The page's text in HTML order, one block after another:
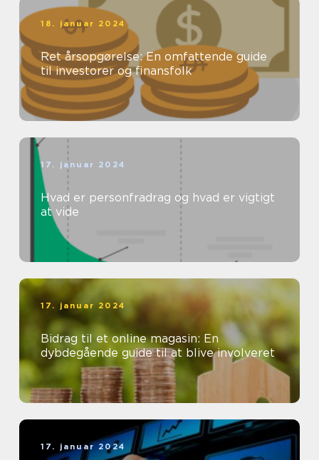
18. januar 2024
Ret årsopgørelse: En omfattende guide
til investorer og finansfolk
17. januar 2024
Hvad er personfradrag og hvad er vigtigt
at vide
17. januar 2024
Bidrag til et online magasin: En
dybdegående guide til at blive involveret
17. januar 2024